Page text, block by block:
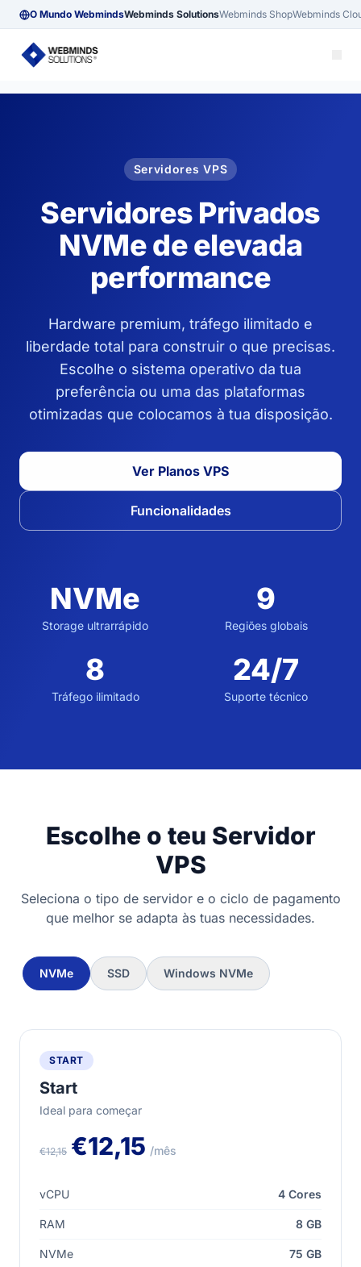
O Mundo WebmindsWebminds SolutionsWebminds ShopWebminds
Servidores VPS
Servidores Privados
NVMe de elevada
performance
Hardware premium, tráfego ilimitado e
liberdade total para construir o que precisas.
Escolhe o sistema operativo da tua
preferência ou uma das plataformas
otimizadas que colocamos à tua disposição.
Ver Planos VPS
Funcionalidades
NVMe
Storage ultrarrápido
9
Regiões globais
8
Tráfego ilimitado
24/7
Suporte técnico
Escolhe o teu Servidor
VPS
Seleciona o tipo de servidor e o ciclo de pagamento
que melhor se adapta às tuas necessidades.
NVMe SSD Windows NVMe
START
Start
Ideal para começar
€12,15 €12,15 /mês
vCPU 4 Cores
RAM 8 GB
NVMe 75 GB